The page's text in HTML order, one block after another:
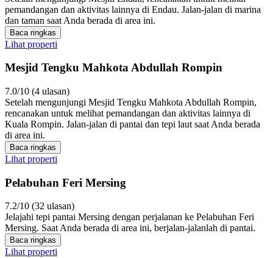
pemandangan dan aktivitas lainnya di Endau. Jalan-jalan di marina
dan taman saat Anda berada di area ini.
Baca ringkas
Lihat properti
Mesjid Tengku Mahkota Abdullah Rompin
7.0/10 (4 ulasan)
Setelah mengunjungi Mesjid Tengku Mahkota Abdullah Rompin,
rencanakan untuk melihat pemandangan dan aktivitas lainnya di
Kuala Rompin. Jalan-jalan di pantai dan tepi laut saat Anda berada
di area ini.
Baca ringkas
Lihat properti
Pelabuhan Feri Mersing
7.2/10 (32 ulasan)
Jelajahi tepi pantai Mersing dengan perjalanan ke Pelabuhan Feri
Mersing. Saat Anda berada di area ini, berjalan-jalanlah di pantai.
Baca ringkas
Lihat properti